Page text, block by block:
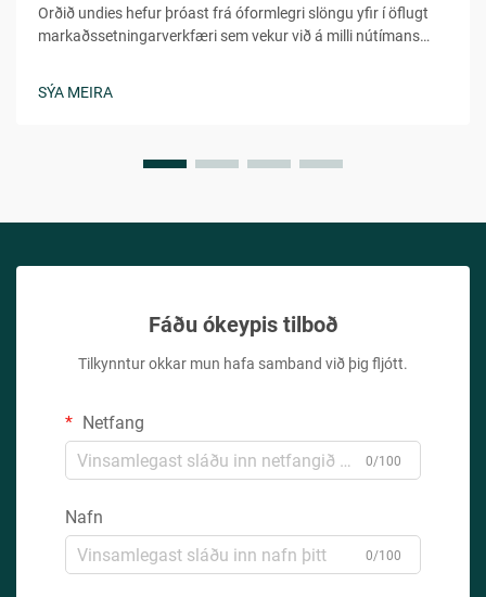
Orðið undies hefur þróast frá óformlegri slöngu yfir í öflugt
markaðssetningarverkfæri sem vekur við á milli nútímans
persónulega orð veitir tilfinninguna fyrir hversdagsleit,
SÝA MEIRA
Fáðu ókeypis tilboð
Tilkynntur okkar mun hafa samband við þig fljótt.
Netfang
0/100
Nafn
0/100